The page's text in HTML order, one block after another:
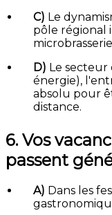
C) Le
pôle régional
D) Le secteur
énergie),
absolu pour
distance.
6. Vos
passent
A) Dans les